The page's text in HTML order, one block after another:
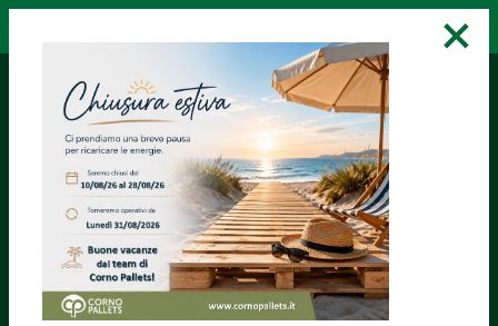
CREA CERTIFICATI
NEWS
×